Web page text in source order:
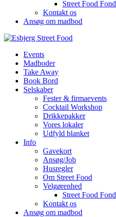
Street Food Fond
Kontakt os
Ansøg om madbod
Events
Madboder
Take Away
Book Bord
Selskaber
Fester & firmaevents
Cocktail Workshop
Drikkepakker
Vores lokaler
Udfyld blanket
Info
Gavekort
Ansøg/Job
Husregler
Om Street Food
Velgørenhed
Street Food Fond
Kontakt os
Ansøg om madbod